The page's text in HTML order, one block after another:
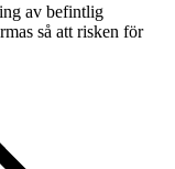
av befintlig
så att risken för